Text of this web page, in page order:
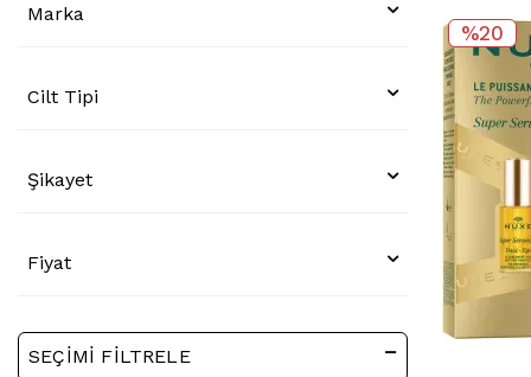
Marka
Cilt Tipi
Şikayet
Fiyat
SEÇIMI FILTRELE
%20